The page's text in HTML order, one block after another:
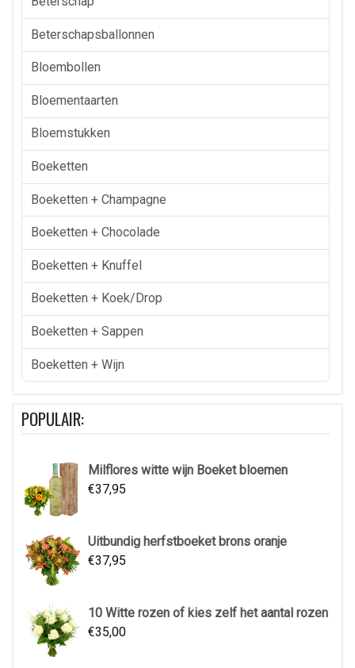
Beterschapsballonnen
Bloembollen
Bloementaarten
Bloemstukken
Boeketten
Boeketten + Champagne
Boeketten + Chocolade
Boeketten + Knuffel
Boeketten + Koek/drop
Boeketten + Sappen
Boeketten + Wijn
POPULAIR:
Milflores witte wijn Boeket bloemen
€37,95
Uitbundig herfstboeket brons oranje
€37,95
10 Witte rozen of kies zelf het aantal rozen
€35,00